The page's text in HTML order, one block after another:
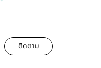
ติดตาม